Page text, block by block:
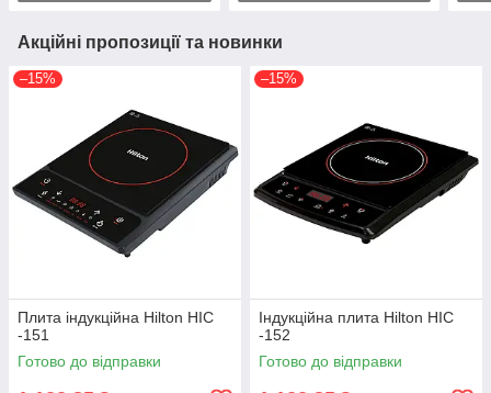
Акційні пропозиції та новинки
–15%
Плита індукційна Hilton HIC
-151
Готово до відправки
–15%
Індукційна плита Hilton HIC
-152
Готово до відправки